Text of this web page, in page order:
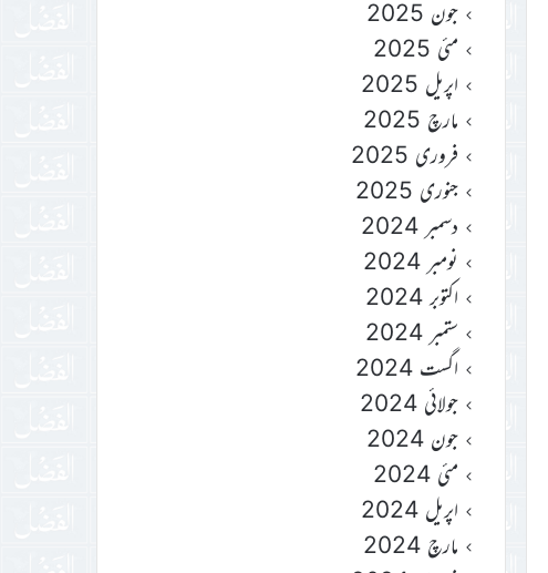
جون 2025
مئی 2025
اپریل 2025
مارچ 2025
فروری 2025
جنوری 2025
دسمبر 2024
نومبر 2024
اکتوبر 2024
ستمبر 2024
اگست 2024
جولائی 2024
جون 2024
مئی 2024
اپریل 2024
مارچ 2024